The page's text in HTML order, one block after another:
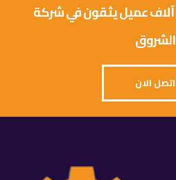
انضم إلى أكثر من 10 آلاف عميل يثقون في شركة
الشروق
اتصل الان